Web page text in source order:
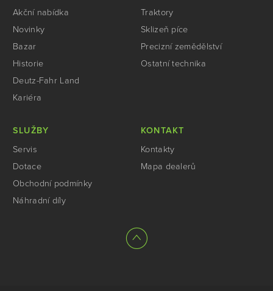
Akční nabídka
Novinky
Bazar
Historie
Deutz-Fahr Land
Kariéra
Traktory
Sklizeň píce
Precizní zemědělství
Ostatní technika
SLUŽBY
Servis
Dotace
Obchodní podmínky
Náhradní díly
KONTAKT
Kontakty
Mapa dealerů